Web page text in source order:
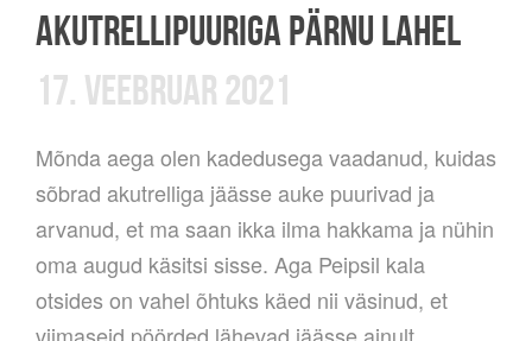
AKUTRELLIPUURIGA PÄRNU LAHEL
17. VEEBRUAR 2021
Mõnda aega olen kadedusega vaadanud, kuidas
sõbrad akutrelliga jäässe auke puurivad ja
arvanud, et ma saan ikka ilma hakkama ja nühin
oma augud käsitsi sisse. Aga Peipsil kala
otsides on vahel õhtuks käed nii väsinud, et